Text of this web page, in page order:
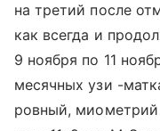
на третий после
как всегда и
9 ноября по 11
месячных узи -
ровный,